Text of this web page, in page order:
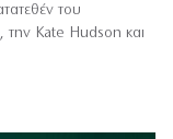
του
την Kate Hudson και